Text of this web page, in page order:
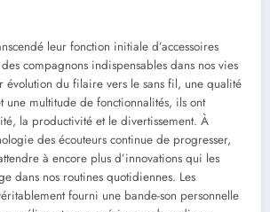
leur fonction initiale d’accessoires
compagnons indispensables dans nos vies
évolution du filaire vers le sans fil, une qualité
une multitude de fonctionnalités, ils ont
la productivité et le divertissement. À
des écouteurs continue de progresser,
à encore plus d’innovations qui les
dans nos routines quotidiennes. Les
fourni une bande-son personnelle